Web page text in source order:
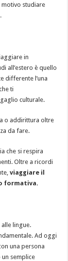
motivo studiare
in
all’estero è quello
differente l’una
ti
culturale.
o addirittura oltre
da fare.
che si respira
Oltre a ricordi
viaggiare il
formativa.
lingue.
Ad oggi
una persona
semplice